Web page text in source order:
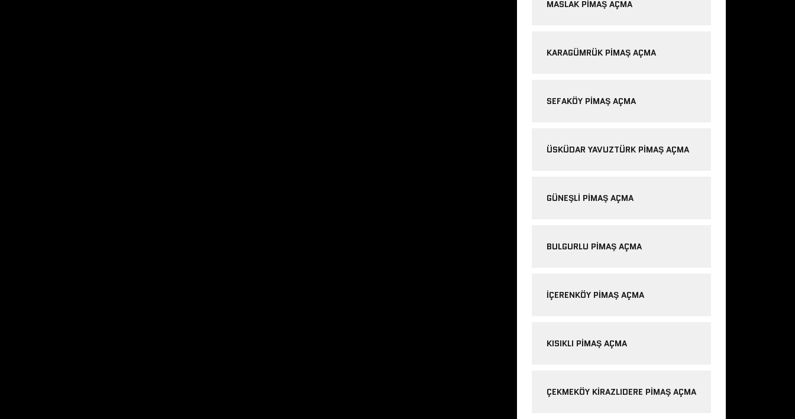
MASLAK PIMAŞ AÇMA
KARAGÜMRÜK PIMAŞ AÇMA
SEFAKÖY PIMAŞ AÇMA
ÜSKÜDAR YAVUZTÜRK PIMAŞ AÇMA
GÜNEŞLI PIMAŞ AÇMA
BULGURLU PIMAŞ AÇMA
IÇERENKÖY PIMAŞ AÇMA
KISIKLI PIMAŞ AÇMA
ÇEKMEKÖY KIRAZLIDERE PIMAŞ AÇMA